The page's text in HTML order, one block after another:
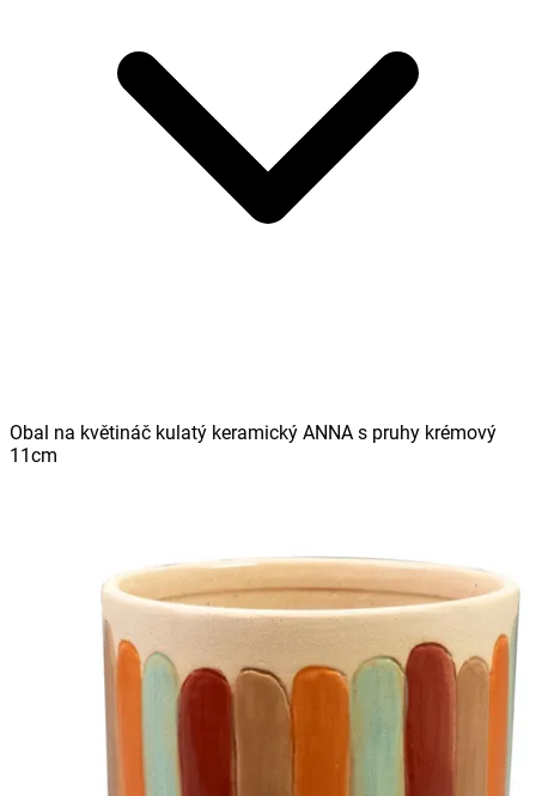
Obal na květináč kulatý keramický ANNA s pruhy krémový
11cm